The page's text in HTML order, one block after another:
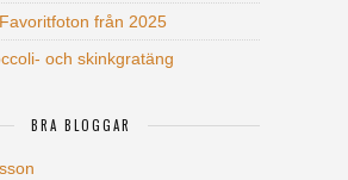
Favoritfoton från 2025
och skinkgratäng
BRA BLOGGAR